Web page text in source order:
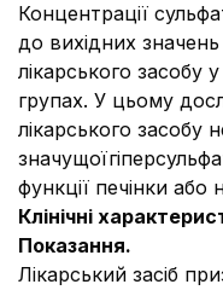
Концентрації
до вихідних
лікарського засобу
групах. У цьому
лікарського засобу
функції печінки або
Клінічні
Показання.
Лікарський засіб